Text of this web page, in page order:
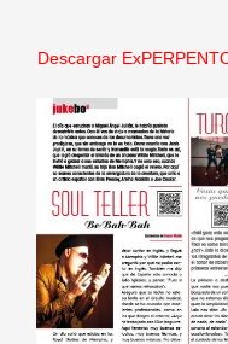
Descargar